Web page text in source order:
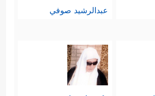
عبدالرشيد صوفي